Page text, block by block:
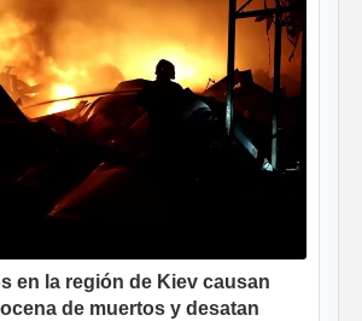
en la región de Kiev causan
de muertos y desatan